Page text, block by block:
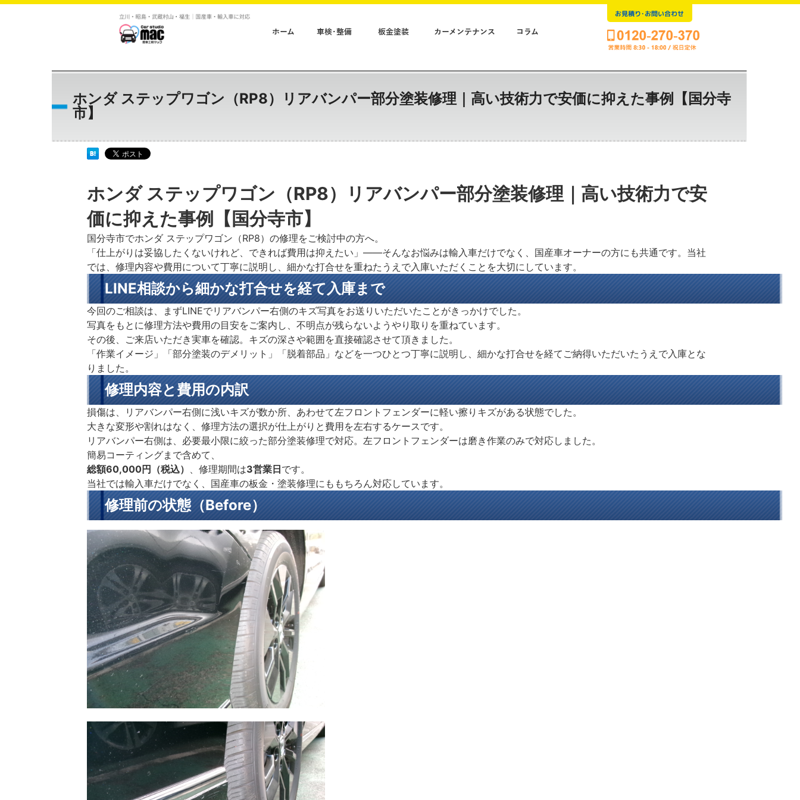
ホーム 車検･整備 板金塗装 カーメンテナンス コラム
お見積り･お問い合わせ
ホンダ ステップワゴン（RP8）リアバンパー部分塗装修理｜高い技術力で安価に抑えた事例【国分寺
市】
ホンダ ステップワゴン（RP8）リアバンパー部分塗装修理｜高い技術力で安
価に抑えた事例【国分寺市】
国分寺市でホンダ ステップワゴン（RP8）の修理をご検討中の方へ。
「仕上がりは妥協したくないけれど、できれば費用は抑えたい」——そんなお悩みは輸入車だけでなく、国産車オーナーの方にも共通です。当社
では、修理内容や費用について丁寧に説明し、細かな打合せを重ねたうえで入庫いただくことを大切にしています。
LINE相談から細かな打合せを経て入庫まで
今回のご相談は、まずLINEでリアバンパー右側のキズ写真をお送りいただいたことがきっかけでした。
写真をもとに修理方法や費用の目安をご案内し、不明点が残らないようやり取りを重ねています。
その後、ご来店いただき実車を確認。キズの深さや範囲を直接確認させて頂きました。
「作業イメージ」「部分塗装のデメリット」「脱着部品」などを一つひとつ丁寧に説明し、細かな打合せを経てご納得いただいたうえで入庫とな
りました。
修理内容と費用の内訳
損傷は、リアバンパー右側に浅いキズが数か所、あわせて左フロントフェンダーに軽い擦りキズがある状態でした。
大きな変形や割れはなく、修理方法の選択が仕上がりと費用を左右するケースです。
リアバンパー右側は、必要最小限に絞った部分塗装修理で対応。左フロントフェンダーは磨き作業のみで対応しました。
簡易コーティングまで含めて、
総額60,000円（税込） 、修理期間は3営業日です。
当社では輸入車だけでなく、国産車の板金・塗装修理にももちろん対応しています。
修理前の状態（Before）